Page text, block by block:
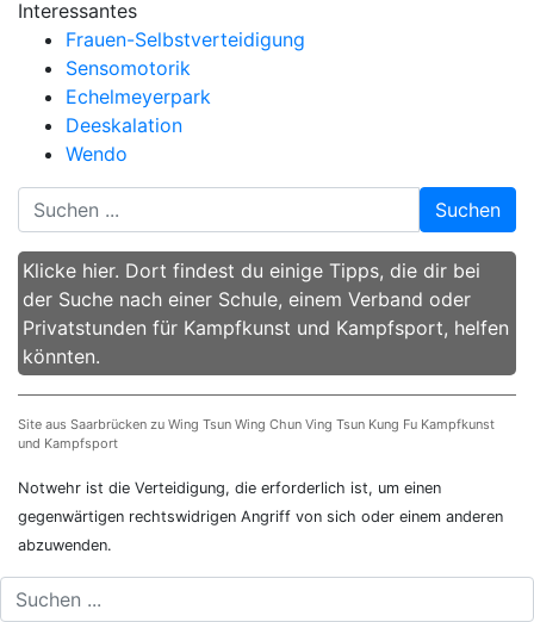
Interessantes
Frauen-Selbstverteidigung
Sensomotorik
Echelmeyerpark
Deeskalation
Wendo
Suchen
Klicke hier. Dort findest du einige Tipps, die dir bei
der Suche nach einer Schule, einem Verband oder
Privatstunden für Kampfkunst und Kampfsport, helfen
könnten.
Site aus Saarbrücken zu Wing Tsun Wing Chun Ving Tsun Kung Fu Kampfkunst
und Kampfsport
Notwehr ist die Verteidigung, die erforderlich ist, um einen
gegenwärtigen rechtswidrigen Angriff von sich oder einem anderen
abzuwenden.